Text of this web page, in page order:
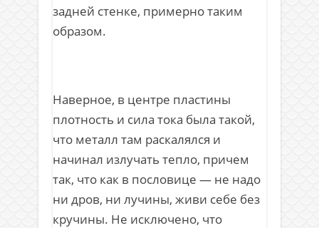
задней стенке, примерно таким
образом.
Наверное, в центре пластины
плотность и сила тока была такой,
что металл там раскалялся и
начинал излучать тепло, причем
так, что как в пословице — не надо
ни дров, ни лучины, живи себе без
кручины. Не исключено, что